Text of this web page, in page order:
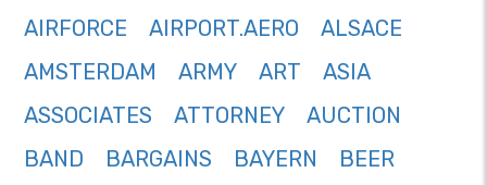
AIRFORCE
AIRPORT.AERO
ALSACE
AMSTERDAM
ARMY ART
ASIA
ASSOCIATES
ATTORNEY
AUCTION
BAND
BARGAINS BAYERN
BEER